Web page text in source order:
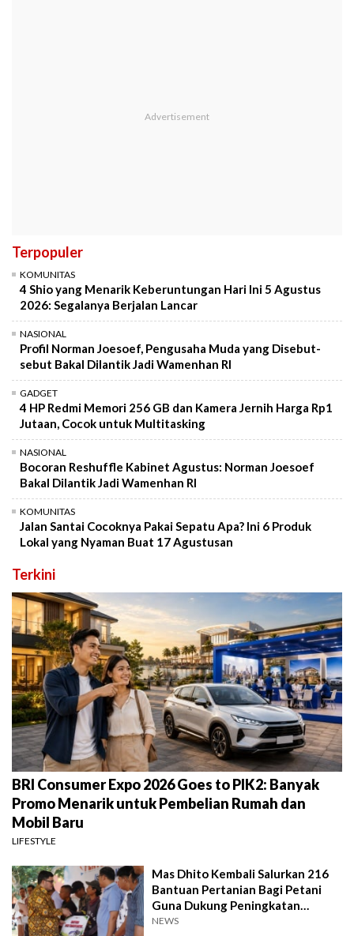
Terpopuler
KOMUNITAS
4 Shio yang Menarik Keberuntungan Hari Ini 5 Agustus
2026: Segalanya Berjalan Lancar
NASIONAL
Profil Norman Joesoef, Pengusaha Muda yang Disebut-
sebut Bakal Dilantik Jadi Wamenhan RI
GADGET
4 HP Redmi Memori 256 GB dan Kamera Jernih Harga Rp1
Jutaan, Cocok untuk Multitasking
NASIONAL
Bocoran Reshuffle Kabinet Agustus: Norman Joesoef
Bakal Dilantik Jadi Wamenhan RI
KOMUNITAS
Jalan Santai Cocoknya Pakai Sepatu Apa? Ini 6 Produk
Lokal yang Nyaman Buat 17 Agustusan
Terkini
BRI Consumer Expo 2026 Goes to PIK2: Banyak
Promo Menarik untuk Pembelian Rumah dan
Mobil Baru
LIFESTYLE
Mas Dhito Kembali Salurkan 216
Bantuan Pertanian Bagi Petani
Guna Dukung Peningkatan
Produksi
NEWS